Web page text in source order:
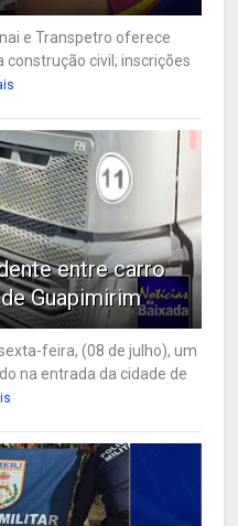
e Transpetro oferece
civil; inscrições
entre carro
Guapimirim
feira, (08 de julho), um
na entrada da cidade de